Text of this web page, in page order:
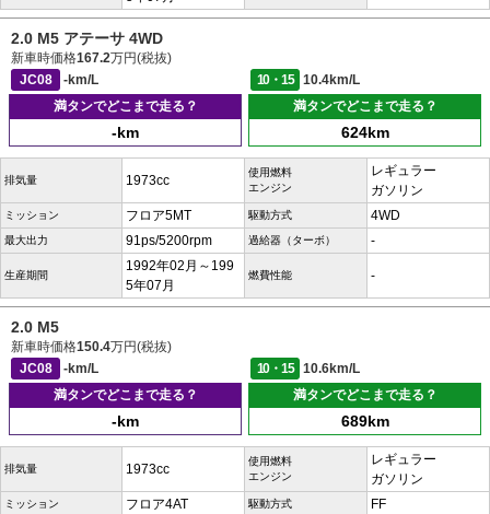
2.0 M5 アテーサ 4WD
新車時価格167.2万円(税抜)
JC08
-km/L 10・15
10.4km/L
満タンでどこまで走る？
-km
満タンでどこまで走る？
624km
排気量 1973cc
使用燃料
エンジン
レギュラー
ガソリン
ミッション フロア5MT 駆動方式 4WD
最大出力 91ps/5200rpm 過給器（ターボ） -
生産期間
1992年02月～199
5年07月
燃費性能 -
2.0 M5
新車時価格150.4万円(税抜)
JC08
-km/L 10・15
10.6km/L
満タンでどこまで走る？
-km
満タンでどこまで走る？
689km
排気量 1973cc
使用燃料
エンジン
レギュラー
ガソリン
ミッション フロア4AT 駆動方式 FF